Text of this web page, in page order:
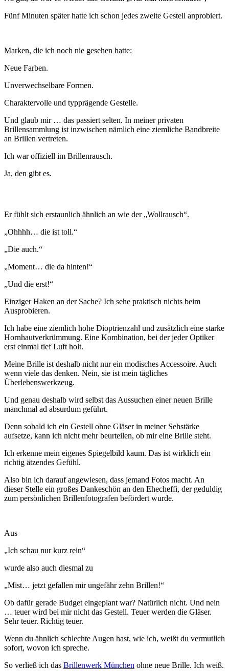
Fünf Minuten später hatte ich schon jedes zweite Gestell anprobiert.
Marken, die ich noch nie gesehen hatte:
Neue Farben.
Unverwechselbare Formen.
Charaktervolle und typprägende Gestelle.
Und glaub mir … das passiert selten. In meiner privaten
Brillensammlung ist inzwischen nämlich eine ziemliche Bandbreite
an Brillen vertreten.
Ich war offiziell im Brillenrausch.
Ja, den gibt es.
Er fühlt sich erstaunlich ähnlich an wie der „Wollrausch“.
„Ohhhh… die ist toll.“
„Die auch.“
„Moment… die da hinten!“
„Und die erst!“
Einziger Haken an der Sache? Ich sehe praktisch nichts beim
Ausprobieren.
Ich habe eine ziemlich hohe Dioptrienzahl und zusätzlich eine starke
Hornhautverkrümmung. Eine Kombination, bei der jeder Optiker
erst einmal tief Luft holt.
Meine Brille ist deshalb nicht nur ein modisches Accessoire. Auch
wenn viele das denken. Nein, sie ist mein tägliches
Überlebenswerkzeug.
Und genau deshalb wird selbst das Aussuchen einer neuen Brille
manchmal ad absurdum geführt.
Denn sobald ich ein Gestell ohne Gläser in meiner Sehstärke
aufsetze, kann ich nicht mehr beurteilen, ob mir eine Brille steht.
Ich erkenne mein eigenes Spiegelbild kaum. Das ist wirklich ein
richtig ätzendes Gefühl.
Also bin ich darauf angewiesen, dass jemand Fotos macht. An
dieser Stelle ein großes Dankeschön an den Ehecheffi, der geduldig
zum persönlichen Brillenfotografen befördert wurde.
Aus
„Ich schau nur kurz rein“
wurde also auch diesmal zu
„Mist… jetzt gefallen mir ungefähr zehn Brillen!“
Ob dafür gerade Budget eingeplant war? Natürlich nicht. Und nein
… teuer wird bei mir nicht das Gestell. Teuer werden die Gläser.
Sehr teuer. Richtig teuer.
Wenn du ähnlich schlechte Augen hast, wie ich, weißt du vermutlich
sofort, wovon ich spreche.
So verließ ich das Brillenwerk München ohne neue Brille. Ich weiß.